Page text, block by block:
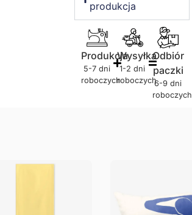
produkcja
Produkcja
5-7 dni
roboczych
Wysyłka
1-2 dni
roboczych
Odbiór
paczki
6-9 dni
roboczych